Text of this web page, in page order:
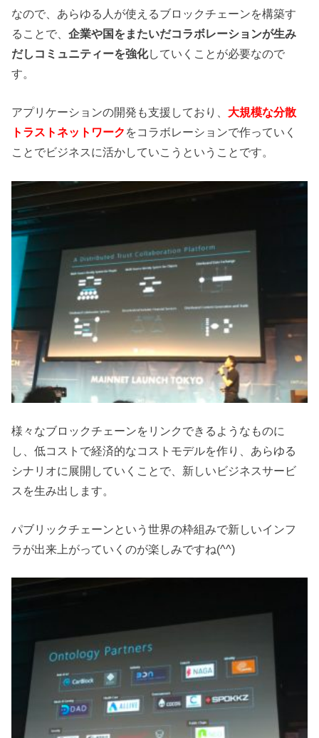
なので、あらゆる人が使えるブロックチェーンを構築す
ることで、企業や国をまたいだコラボレーションが生み
だしコミュニティーを強化していくことが必要なので
す。
アプリケーションの開発も支援しており、 大規模な分散
トラストネットワーク をコラボレーションで作っていく
ことでビジネスに活かしていこうということです。
様々なブロックチェーンをリンクできるようなものに
し、低コストで経済的なコストモデルを作り、あらゆる
シナリオに展開していくことで、新しいビジネスサービ
スを生み出します。
パブリックチェーンという世界の枠組みで新しいインフ
ラが出来上がっていくのが楽しみですね(^^)